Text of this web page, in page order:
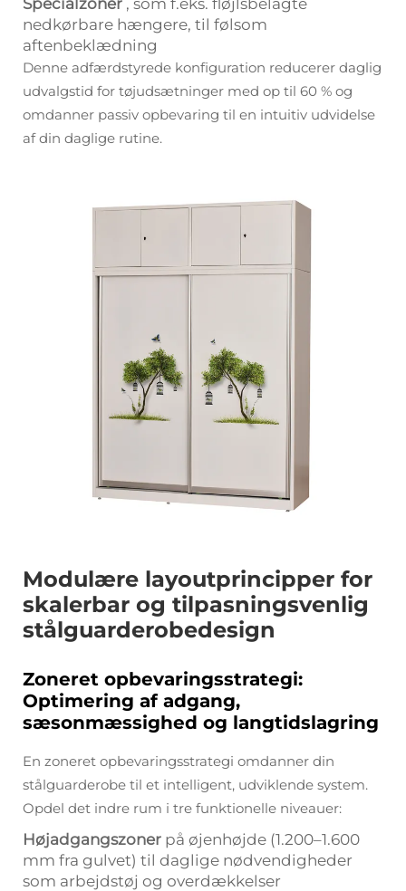
Specialzoner , som f.eks. fløjlsbelagte
nedkørbare hængere, til følsom
aftenbeklædning
Denne adfærdstyrede konfiguration reducerer daglig
udvalgstid for tøjudsætninger med op til 60 % og
omdanner passiv opbevaring til en intuitiv udvidelse
af din daglige rutine.
Modulære layoutprincipper for
skalerbar og tilpasningsvenlig
stålguarderobedesign
Zoneret opbevaringsstrategi:
Optimering af adgang,
sæsonmæssighed og langtidslagring
En zoneret opbevaringsstrategi omdanner din
stålguarderobe til et intelligent, udviklende system.
Opdel det indre rum i tre funktionelle niveauer:
Højadgangszoner på øjenhøjde (1.200–1.600
mm fra gulvet) til daglige nødvendigheder
som arbejdstøj og overdækkelser